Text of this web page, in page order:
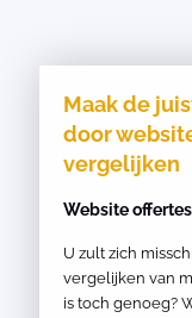
Maak de
door
vergelijken
Website
U zult zich
vergelijken van
is toch genoeg?